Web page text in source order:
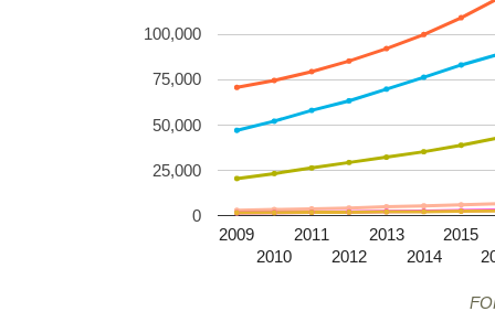
2009
2010
2011
2012
2013
2014
2015
0
25,000
50,000
75,000
100,000